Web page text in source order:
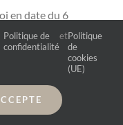
en date du 6
de ses
ce droit via :
23 rue des carmes,
Politique de
confidentialité
etPolitique
de
cookies
(UE)